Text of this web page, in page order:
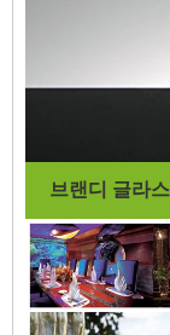
브랜디 글라